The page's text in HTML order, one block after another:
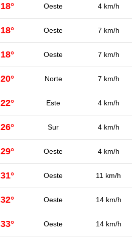
18° Oeste 4 km/h
18° Oeste 7 km/h
18° Oeste 7 km/h
20° Norte 7 km/h
22° Este 4 km/h
26° Sur 4 km/h
29° Oeste 4 km/h
31° Oeste 11 km/h
32° Oeste 14 km/h
33° Oeste 14 km/h